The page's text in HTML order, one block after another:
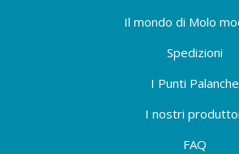
Il mondo di Molo
Spedizioni
I Punti Palanche
I nostri
FAQ